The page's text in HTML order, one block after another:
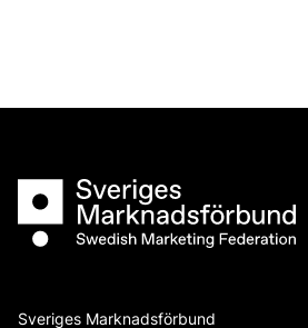
Sveriges Marknadsförbund
Sveriges Marknadsförbund